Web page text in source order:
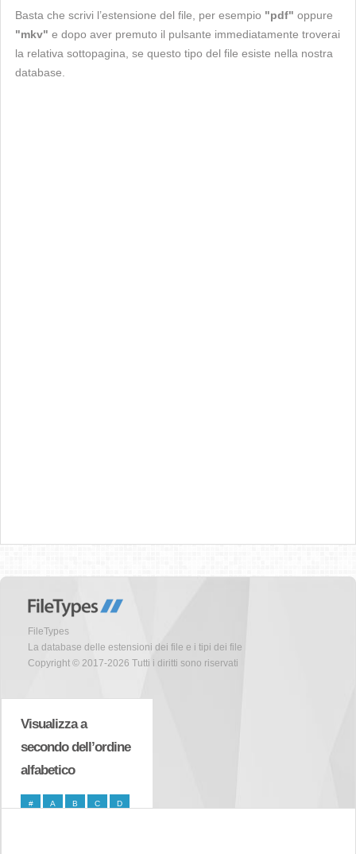
Basta che scrivi l’estensione del file, per esempio "pdf" oppure
"mkv" e dopo aver premuto il pulsante immediatamente troverai
la relativa sottopagina, se questo tipo del file esiste nella nostra
database.
FileTypes
La database delle estensioni dei file e i tipi dei file
Copyright © 2017-2026 Tutti i diritti sono riservati
Visualizza a
secondo dell’ordine
alfabetico
# A B C D